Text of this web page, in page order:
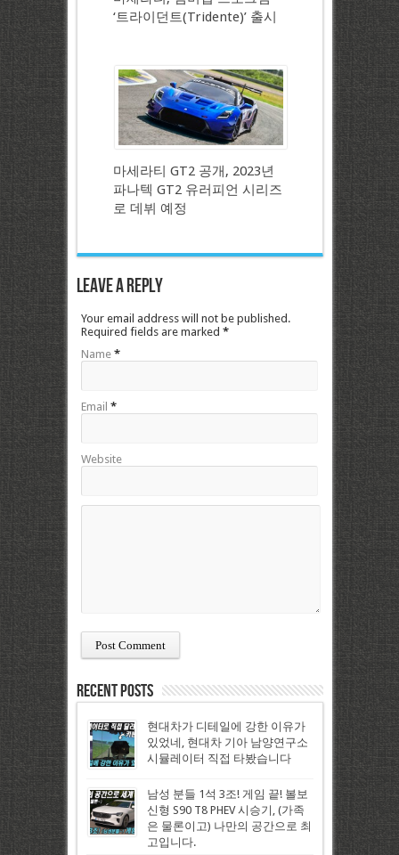
‘트라이던트(Tridente)’ 출시
마세라티 GT2 공개, 2023년
파나텍 GT2 유러피언 시리즈
로 데뷔 예정
Leave a Reply
Your email address will not be published.
Required fields are marked *
Name *
Email *
Website
Recent Posts
현대차가 디테일에 강한 이유가
있었네, 현대차 기아 남양연구소
시뮬레이터 직접 타봤습니다
남성 분들 1석 3조! 게임 끝! 볼보
신형 S90 T8 PHEV 시승기, (가족
은 물론이고) 나만의 공간으로 최
고입니다.